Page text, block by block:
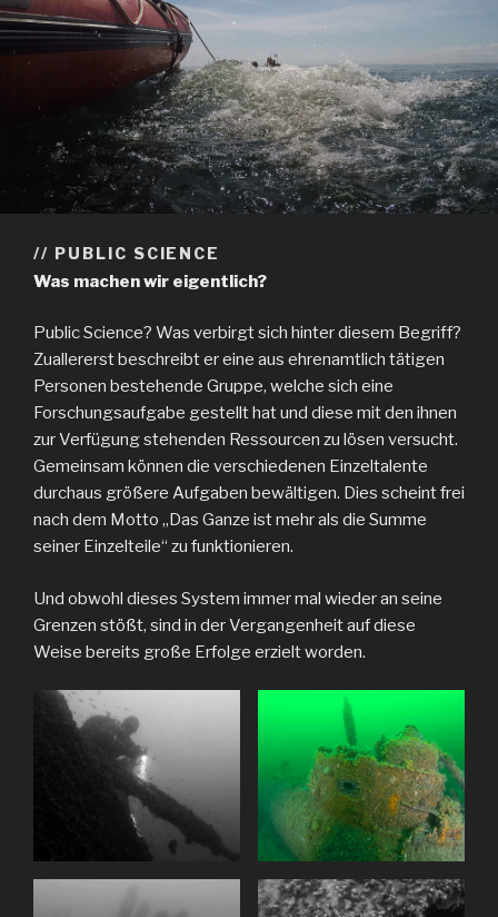
// PUBLIC SCIENCE
Was machen wir eigentlich?
Public Science? Was verbirgt sich hinter diesem Begriff?
Zuallererst beschreibt er eine aus ehrenamtlich tätigen
Personen bestehende Gruppe, welche sich eine
Forschungsaufgabe gestellt hat und diese mit den ihnen
zur Verfügung stehenden Ressourcen zu lösen versucht.
Gemeinsam können die verschiedenen Einzeltalente
durchaus größere Aufgaben bewältigen. Dies scheint frei
nach dem Motto „Das Ganze ist mehr als die Summe
seiner Einzelteile“ zu funktionieren.
Und obwohl dieses System immer mal wieder an seine
Grenzen stößt, sind in der Vergangenheit auf diese
Weise bereits große Erfolge erzielt worden.